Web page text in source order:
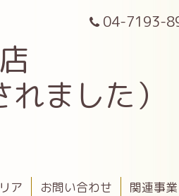
04-7193-
ました）
ア お問い合わせ 関連事業